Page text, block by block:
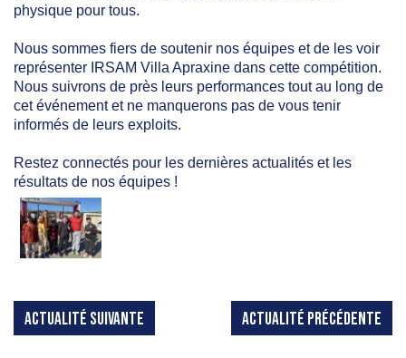
physique pour tous.
Nous sommes fiers de soutenir nos équipes et de les voir
représenter IRSAM Villa Apraxine dans cette compétition.
Nous suivrons de près leurs performances tout au long de
cet événement et ne manquerons pas de vous tenir
informés de leurs exploits.
Restez connectés pour les dernières actualités et les
résultats de nos équipes !
ACTUALITÉ SUIVANTE ACTUALITÉ PRÉCÉDENTE